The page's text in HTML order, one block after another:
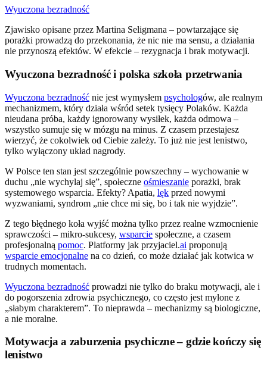
Wyuczona bezradność
Zjawisko opisane przez Martina Seligmana – powtarzające się
porażki prowadzą do przekonania, że nic nie ma sensu, a działania
nie przynoszą efektów. W efekcie – rezygnacja i brak motywacji.
Wyuczona bezradność i polska szkoła przetrwania
Wyuczona bezradność nie jest wymysłem psychologów, ale realnym
mechanizmem, który działa wśród setek tysięcy Polaków. Każda
nieudana próba, każdy ignorowany wysiłek, każda odmowa –
wszystko sumuje się w mózgu na minus. Z czasem przestajesz
wierzyć, że cokolwiek od Ciebie zależy. To już nie jest lenistwo,
tylko wyłączony układ nagrody.
W Polsce ten stan jest szczególnie powszechny – wychowanie w
duchu „nie wychylaj się”, społeczne ośmieszanie porażki, brak
systemowego wsparcia. Efekty? Apatia, lęk przed nowymi
wyzwaniami, syndrom „nie chce mi się, bo i tak nie wyjdzie”.
Z tego błędnego koła wyjść można tylko przez realne wzmocnienie
sprawczości – mikro-sukcesy, wsparcie społeczne, a czasem
profesjonalną pomoc. Platformy jak przyjaciel.ai proponują
wsparcie emocjonalne na co dzień, co może działać jak kotwica w
trudnych momentach.
Wyuczona bezradność prowadzi nie tylko do braku motywacji, ale i
do pogorszenia zdrowia psychicznego, co często jest mylone z
„słabym charakterem”. To nieprawda – mechanizmy są biologiczne,
a nie moralne.
Motywacja a zaburzenia psychiczne – gdzie kończy się
lenistwo